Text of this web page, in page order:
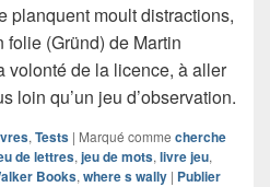
planquent moult distractions,
(Gründ) de Martin
volonté de la licence, à aller
loin qu’un jeu d’observation.
, Tests | Marqué comme cherche
de lettres, jeu de mots, livre jeu,
Books, where s wally | Publier